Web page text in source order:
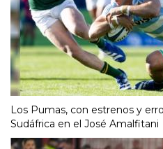
Los Pumas, con estrenos y
Sudáfrica en el José Amalfitani